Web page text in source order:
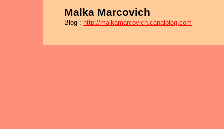
Malka Marcovich
Blog : http://malkamarcovich.canalblog.com